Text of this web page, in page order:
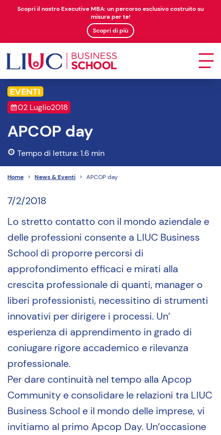
Scopri il nostro Executive MBA: un percorso esclusivo costruito su
misura per te!
Scopri di più
EVENTI
02 Luglio2018
APCOP day
Tempo di lettura: 1.6 min
Home > News & Eventi > APCOP day
7/2/2018
Lo stretto contatto con il mondo aziendale e
delle professioni consente a LIUC Business
School di proporre percorsi di
approfondimento efficaci e mirati alla
crescita professionale di quanti, manager o
liberi professionisti, necessitino di strumenti
innovativi per dirigere i processi. Un’
esperienza di apprendimento in grado di
coniugare rigore accademico e rilevanza
professionale.
Per dare continuità nel tempo alla Apcop
Community e consolidare le relazioni tra LIUC
Business School e il mondo delle imprese, vi
invitiamo al primo Apcop Day. Un’occasione